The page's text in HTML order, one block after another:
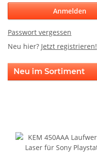
Anmelden
Passwort vergessen
Neu hier? Jetzt registrieren!
Neu im Sortiment